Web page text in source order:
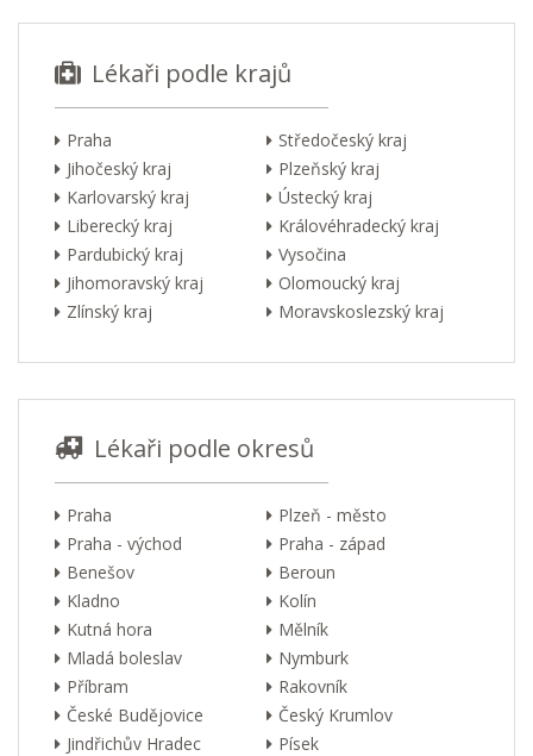
Lékaři podle krajů
Praha
Středočeský kraj
Jihočeský kraj
Plzeňský kraj
Karlovarský kraj
Ústecký kraj
Liberecký kraj
Královéhradecký kraj
Pardubický kraj
Vysočina
Jihomoravský kraj
Olomoucký kraj
Zlínský kraj
Moravskoslezský kraj
Lékaři podle okresů
Praha
Plzeň - město
Praha - východ
Praha - západ
Benešov
Beroun
Kladno
Kolín
Kutná hora
Mělník
Mladá boleslav
Nymburk
Příbram
Rakovník
České Budějovice
Český Krumlov
Jindřichův Hradec
Písek